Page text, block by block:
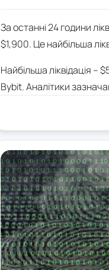
За останні 24 години
$1,900. Це найбільша
Найбільша ліквідація –
Bybit. Аналітики